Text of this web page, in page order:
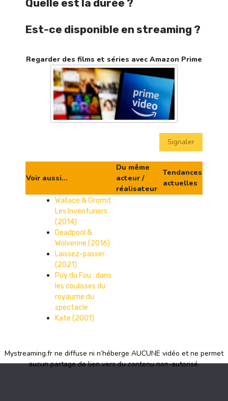
Quelle est la durée ?
Est-ce disponible en streaming ?
Regarder des films et séries avec Amazon Prime
Signaler
Voir aussi...
Du même
acteur /
réalisateur
Tendances
actuelles
Wallace & Gromit :
Les Inventuriers
(2014)
Deadpool &
Wolverine (2016)
Laissez-passer
(2021)
Puy du Fou : dans
les coulisses du
royaume du
spectacle
Kate (2001)
Mystreaming.fr ne diffuse ni n’héberge AUCUNE vidéo et ne permet
aucun partage de lien vers du contenu non-autorisé.